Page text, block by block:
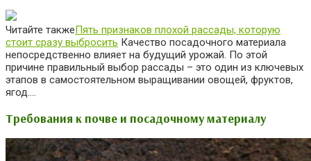
Читайте такжеПять признаков плохой рассады, которую
стоит сразу выбросить Качество посадочного материала
непосредственно влияет на будущий урожай. По этой
причине правильный выбор рассады – это один из ключевых
этапов в самостоятельном выращивании овощей, фруктов,
ягод….
Требования к почве и посадочному материалу